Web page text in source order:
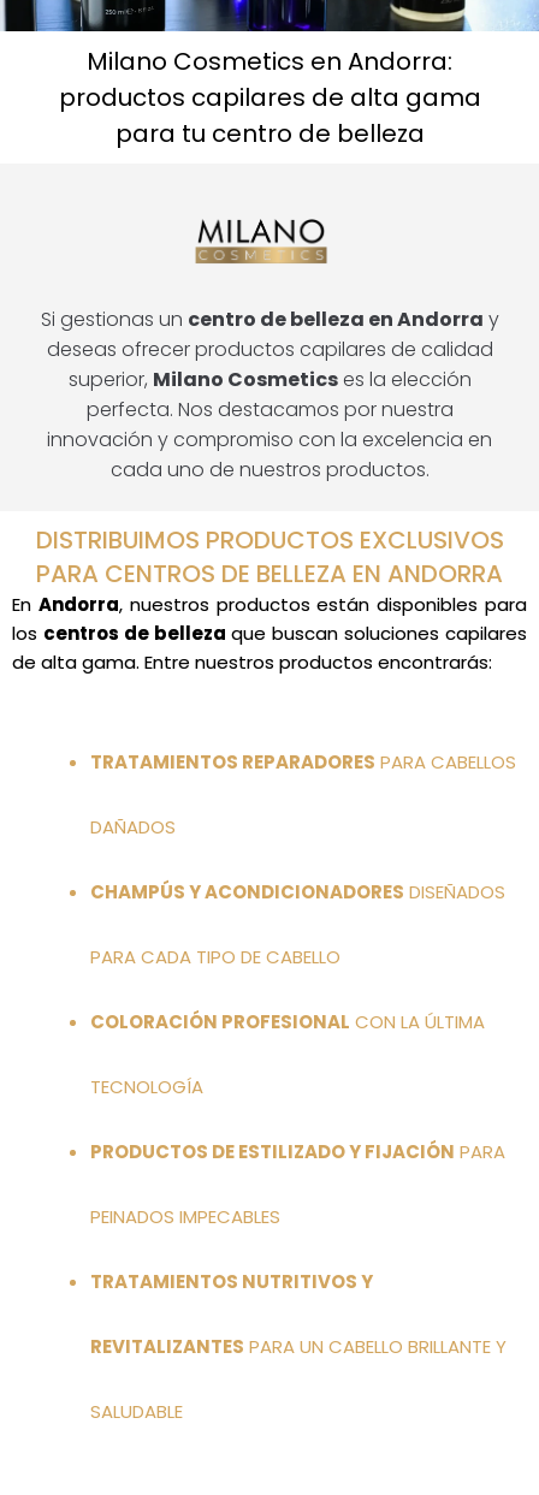
Milano Cosmetics en Andorra:
productos capilares de alta gama
para tu centro de belleza
Si gestionas un centro de belleza en Andorra y
deseas ofrecer productos capilares de calidad
superior, Milano Cosmeticses la elección
perfecta. Nos destacamos por nuestra
innovación y compromiso con la excelencia en
cada uno de nuestros productos.
DISTRIBUIMOS PRODUCTOS EXCLUSIVOS
PARA CENTROS DE BELLEZA EN ANDORRA
En Andorra, nuestros productos están disponibles para
los centros de belleza que buscan soluciones capilares
de alta gama. Entre nuestros productos encontrarás:
TRATAMIENTOS REPARADORES PARA CABELLOS
DAÑADOS
CHAMPÚS Y ACONDICIONADORES DISEÑADOS
PARA CADA TIPO DE CABELLO
COLORACIÓN PROFESIONAL CON LA ÚLTIMA
TECNOLOGÍA
PRODUCTOS DE ESTILIZADO Y FIJACIÓN PARA
PEINADOS IMPECABLES
TRATAMIENTOS NUTRITIVOS Y
REVITALIZANTES PARA UN CABELLO BRILLANTE Y
SALUDABLE